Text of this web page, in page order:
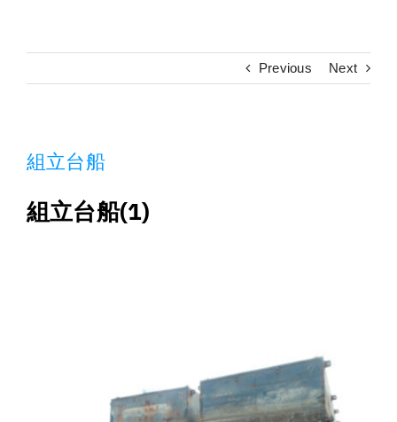
施工実績
アクセス
Previous Next
組立台船
組立台船(1)